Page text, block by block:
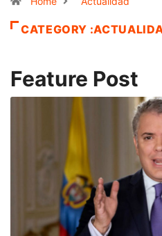
CATEGORY
Feature Post